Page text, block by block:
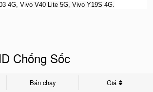
4G, Vivo V40 Lite 5G, Vivo Y19S 4G.
Chống Sốc
Bán chạy Giá